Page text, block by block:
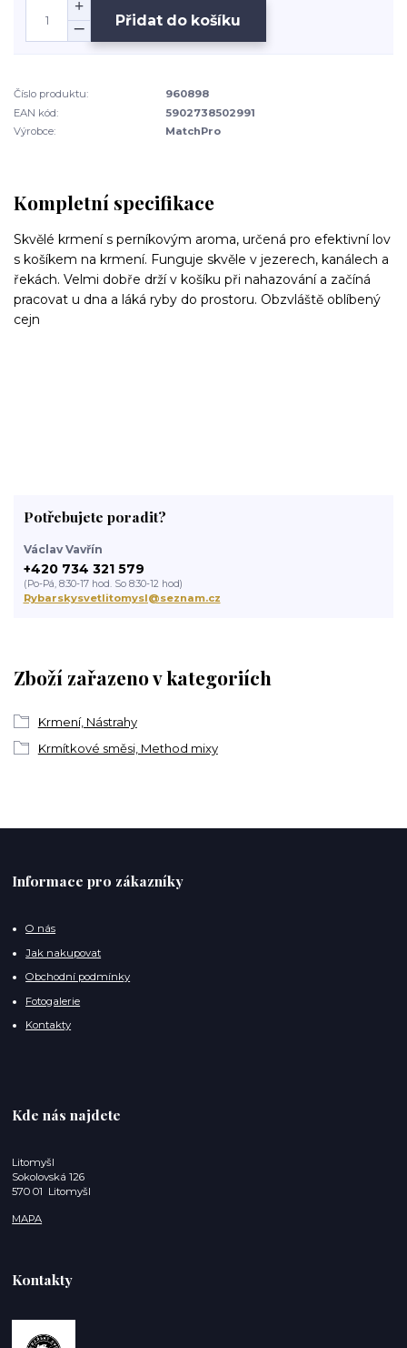
Přidat do košíku
Číslo produktu:
960898
EAN kód:
5902738502991
Výrobce:
MatchPro
Kompletní specifikace
Skvělé krmení s perníkovým aroma, určená pro efektivní lov
s košíkem na krmení. Funguje skvěle v jezerech, kanálech a
řekách. Velmi dobře drží v košíku při nahazování a začíná
pracovat u dna a láká ryby do prostoru. Obzvláště oblíbený
cejn
Zboží zařazeno v kategoriích
Krmení, Nástrahy
Krmítkové směsi, Method mixy
Potřebujete poradit?
Václav Vavřín
+420 734 321 579
(Po-Pá, 8:30-17 hod. So 8:30-12 hod)
Rybarskysvetlitomysl@seznam.cz
Informace pro zákazníky
O nás
Jak nakupovat
Obchodní podmínky
Fotogalerie
Kontakty
Kde nás najdete
Litomyšl
Sokolovská 126
570 01 Litomyšl
MAPA
Kontakty